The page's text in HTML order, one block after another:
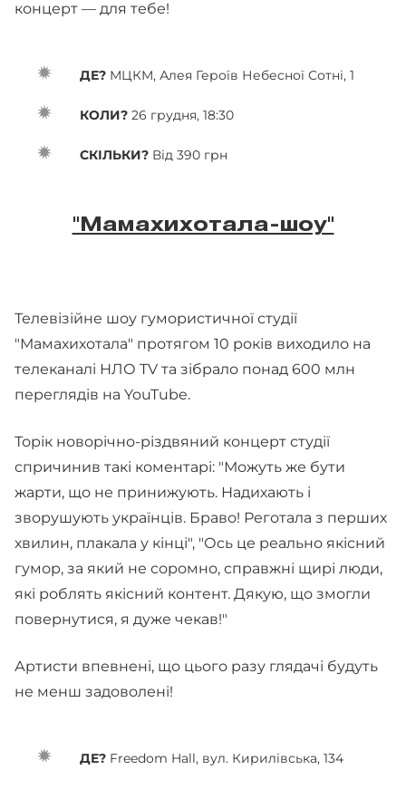
концерт — для тебе!
ДЕ? МЦКМ, Алея Героїв Небесної Сотні, 1
КОЛИ? 26 грудня, 18:30
СКІЛЬКИ? Від 390 грн
"Мамахихотала-шоу"
Телевізійне шоу гумористичної студії
"Мамахихотала" протягом 10 років виходило на
телеканалі НЛО TV та зібрало понад 600 млн
переглядів на YouTube.
Торік новорічно-різдвяний концерт студії
спричинив такі коментарі: "Можуть же бути
жарти, що не принижують. Надихають і
зворушують українців. Браво! Реготала з перших
хвилин, плакала у кінці", "Ось це реально якісний
гумор, за який не соромно, справжні щирі люди,
які роблять якісний контент. Дякую, що змогли
повернутися, я дуже чекав!"
Артисти впевнені, що цього разу глядачі будуть
не менш задоволені!
ДЕ? Freedom Hall, вул. Кирилівська, 134